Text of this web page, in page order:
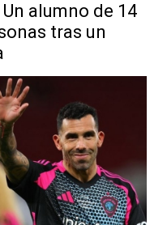
Un alumno de 14
tras un